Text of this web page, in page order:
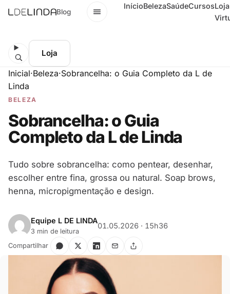
Blog Menu InícioBelezaSaúdeCursosLoja
Loja
Inicial·Beleza·Sobrancelha: o Guia Completo da L de
Linda
BELEZA
Sobrancelha: o Guia
Completo da L de Linda
Tudo sobre sobrancelha: como pentear, desenhar,
escolher entre fina, grossa ou natural. Soap brows,
henna, micropigmentação e design.
Equipe L DE LINDA
3 min de leitura
01.05.2026 · 15h36
Compartilhar